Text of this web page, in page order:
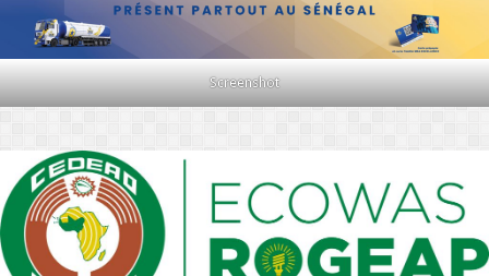
Screenshot